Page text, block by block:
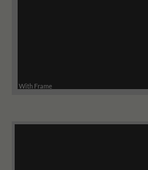
With Frame